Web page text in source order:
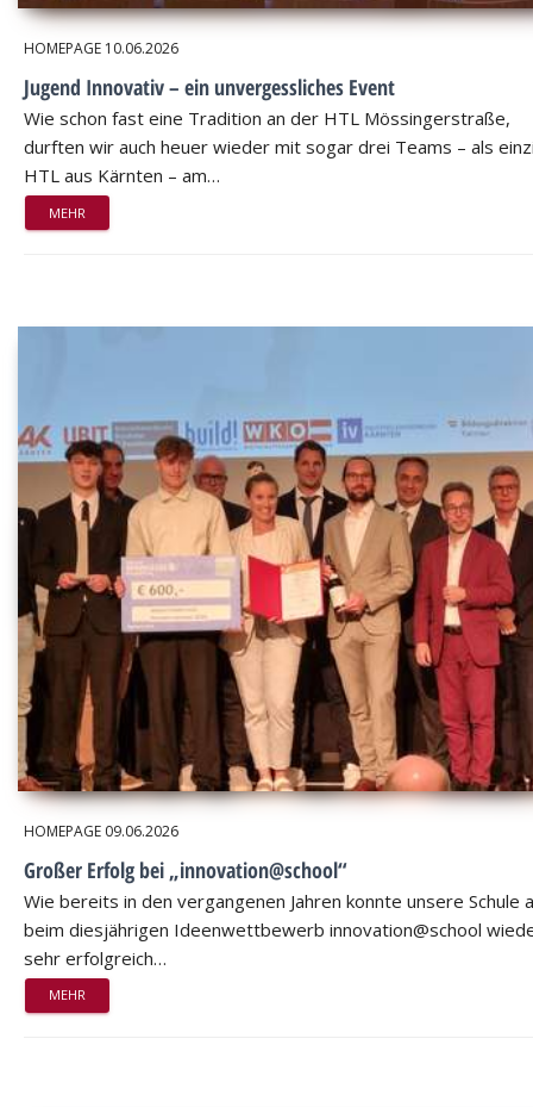
HOMEPAGE 10.06.2026
Jugend Innovativ – ein unvergessliches Event
Wie schon fast eine Tradition an der HTL Mössingerstraße,
durften wir auch heuer wieder mit sogar drei Teams – als
HTL aus Kärnten – am…
MEHR
HOMEPAGE 09.06.2026
Großer Erfolg bei „innovation@school“
Wie bereits in den vergangenen Jahren konnte unsere Schule
beim diesjährigen Ideenwettbewerb innovation@school
sehr erfolgreich…
MEHR